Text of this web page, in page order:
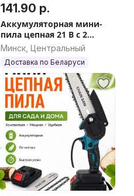
141.90 р.
Аккумуляторная мини-
пила цепная 21 В с 2
аккумуляторами,
шинами 4 и 6 дюймов,
цепями и защитными
очк
Минск, Центральный
Доставка по Беларуси